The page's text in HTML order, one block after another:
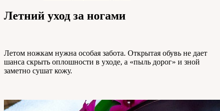
Летний уход за ногами
Летом ножкам нужна особая забота. Открытая обувь не дает
шанса скрыть оплошности в уходе, а «пыль дорог» и зной
заметно сушат кожу.